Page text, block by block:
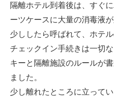
隔離ホテル到着後は、すぐ
ーツケースに大量の消毒液が
少ししたら呼ばれて、ホテル
チェックイン手続きは一切
キーと隔離施設のルールが
ました。
少し離れたところに立って